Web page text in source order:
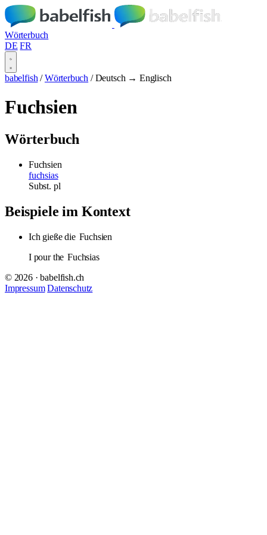
Wörterbuch
DE FR
babelfish / Wörterbuch / Deutsch → Englisch
Fuchsien
Wörterbuch
Fuchsien
fuchsias
Subst. pl
Beispiele im Kontext
Ich gieße die Fuchsien
I pour the Fuchsias
© 2026 · babelfish.ch
Impressum Datenschutz